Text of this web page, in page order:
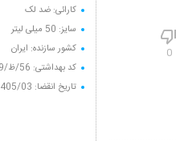
کارائی: ضد لک
سایز: 50 میلی لیتر
کشور سازنده: ایران
کد بهداشتی: 56/ظ/2179
تاریخ انقضا: 1405/03
0